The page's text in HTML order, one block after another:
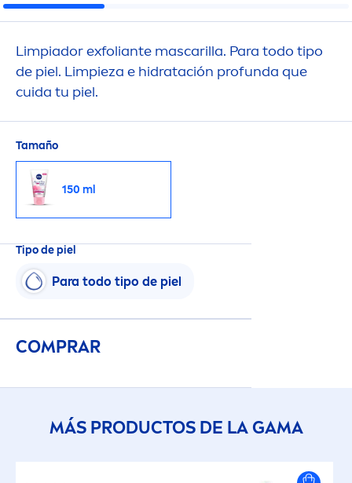
Limpiador exfoliante mascarilla. Para todo tipo
de piel. Limpieza e hidratación profunda que
cuida tu piel.
Tamaño
150 ml
Tipo de piel
Para todo tipo de piel
COMPRAR
MÁS PRODUCTOS DE LA GAMA